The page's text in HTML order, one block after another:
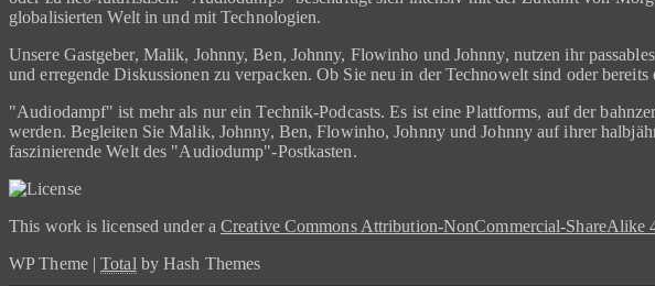
globalisierten Welt in und mit Technologien.
Unsere Gastgeber, Malik, Johnny, Ben, Johnny, Flowinho und Johnny, nutzen ihr
und erregende Diskussionen zu verpacken. Ob Sie neu in der Technowelt sind oder
"Audiodampf" ist mehr als nur ein Technik-Podcasts. Es ist eine Plattforms, auf der
werden. Begleiten Sie Malik, Johnny, Ben, Flowinho, Johnny und Johnny auf ihrer
faszinierende Welt des "Audiodump"-Postkasten.
This work is licensed under aCreative Commons Attribution-NonCommercial-ShareAlike
WP Theme |Total by Hash Themes